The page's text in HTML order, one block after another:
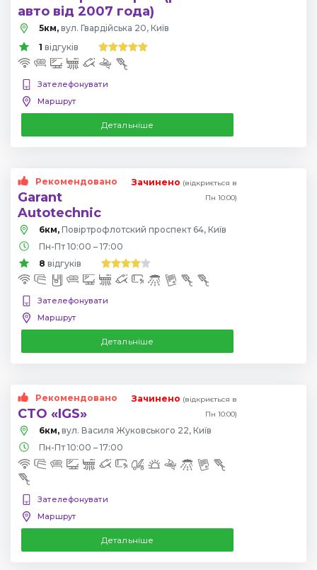
авто від 2007 года)
5км, вул. Гвардійська 20, Київ
1 відгуків
Зателефонувати
Маршрут
Детальніше
Рекомендовано
Garant
Autotechnic
Зачинено (відкриється в
Пн 10:00)
6км,
Повіртрофлотский проспект 64, Київ
Пн-Пт 10:00 – 17:00
8 відгуків
Зателефонувати
Маршрут
Детальніше
Рекомендовано
СТО «IGS»
Зачинено (відкриється в
Пн 10:00)
6км, вул. Василя Жуковського 22, Київ
Пн-Пт 10:00 – 17:00
Зателефонувати
Маршрут
Детальніше